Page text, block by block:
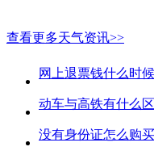
查看更多天气资讯>>
网上退票钱什么时
动车与高铁有什么
没有身份证怎么购